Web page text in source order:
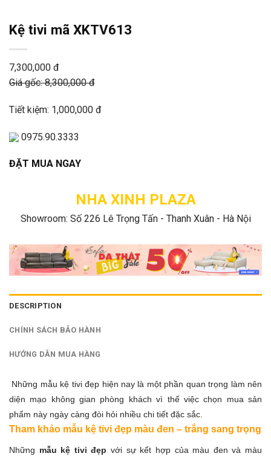
Kệ tivi mã XKTV613
7,300,000 đ
Giá gốc: 8,300,000 đ
Tiết kiệm: 1,000,000 đ
0975.90.3333
ĐẶT MUA NGAY
NHA XINH PLAZA
Showroom: Số 226 Lê Trọng Tấn - Thanh Xuân - Hà Nội
DESCRIPTION
CHÍNH SÁCH BẢO HÀNH
HƯỚNG DẪN MUA HÀNG
Những mẫu kệ tivi đẹp hiện nay là một phần quan trọng làm nên
diện mạo không gian phòng khách vì thế việc chọn mua sản
phẩm này ngày càng đòi hỏi nhiều chi tiết đặc sắc.
Tham khảo mẫu kệ tivi đẹp màu đen – trắng sang trọng
Những mẫu kệ tivi đẹp với sự kết hợp của màu đen và màu